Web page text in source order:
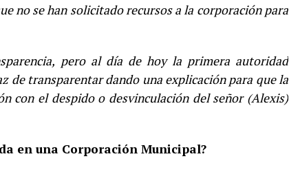
no se han solicitado recursos a la corporación para
pero al día de hoy la primera autoridad
de transparentar dando una explicación para que la
con el despido o desvinculación del señor (Alexis)
en una Corporación Municipal?